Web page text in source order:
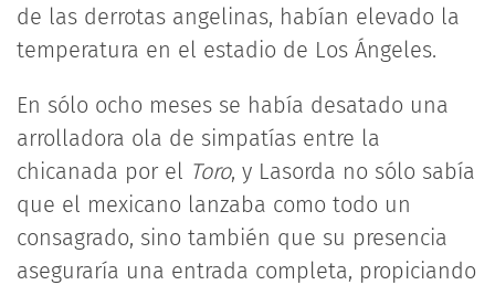
de las derrotas angelinas, habían elevado la
temperatura en el estadio de Los Ángeles.
En sólo ocho meses se había desatado una
arrolladora ola de simpatías entre la
chicanada por el Toro, y Lasorda no sólo sabía
que el mexicano lanzaba como todo un
consagrado, sino también que su presencia
aseguraría una entrada completa, propiciando